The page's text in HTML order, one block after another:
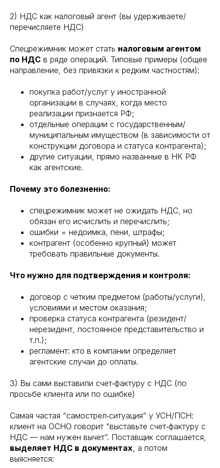
2) НДС как налоговый агент (вы удерживаете/
перечисляете НДС)
Спецрежимник может стать налоговым агентом
по НДС в ряде операций. Типовые примеры (общее
направление, без привязки к редким частностям):
покупка работ/услуг у иностранной
организации в случаях, когда место
реализации признается РФ;
отдельные операции с государственным/
муниципальным имуществом (в зависимости от
конструкции договора и статуса контрагента);
другие ситуации, прямо названные в НК РФ
как агентские.
Почему это болезненно:
спецрежимник может не ожидать НДС, но
обязан его исчислить и перечислить;
ошибки = недоимка, пени, штрафы;
контрагент (особенно крупный) может
требовать правильные документы.
Что нужно для подтверждения и контроля:
договор с четким предметом (работы/услуги),
условиями и местом оказания;
проверка статуса контрагента (резидент/
нерезидент, постоянное представительство и
т.п.);
регламент: кто в компании определяет
агентские случаи до оплаты.
3) Вы сами выставили счет‑фактуру с НДС (по
просьбе клиента или по ошибке)
Самая частая “самострел‑ситуация” у УСН/ПСН:
клиент на ОСНО говорит “выставьте счет‑фактуру с
НДС — нам нужен вычет”. Поставщик соглашается,
выделяет НДС в документах, а потом
выясняется: